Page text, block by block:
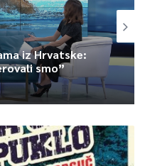
među vršnjacima,
film je samo još jedan
prevazići sve
ovim povodom.
iz Hrvatske:
smo”